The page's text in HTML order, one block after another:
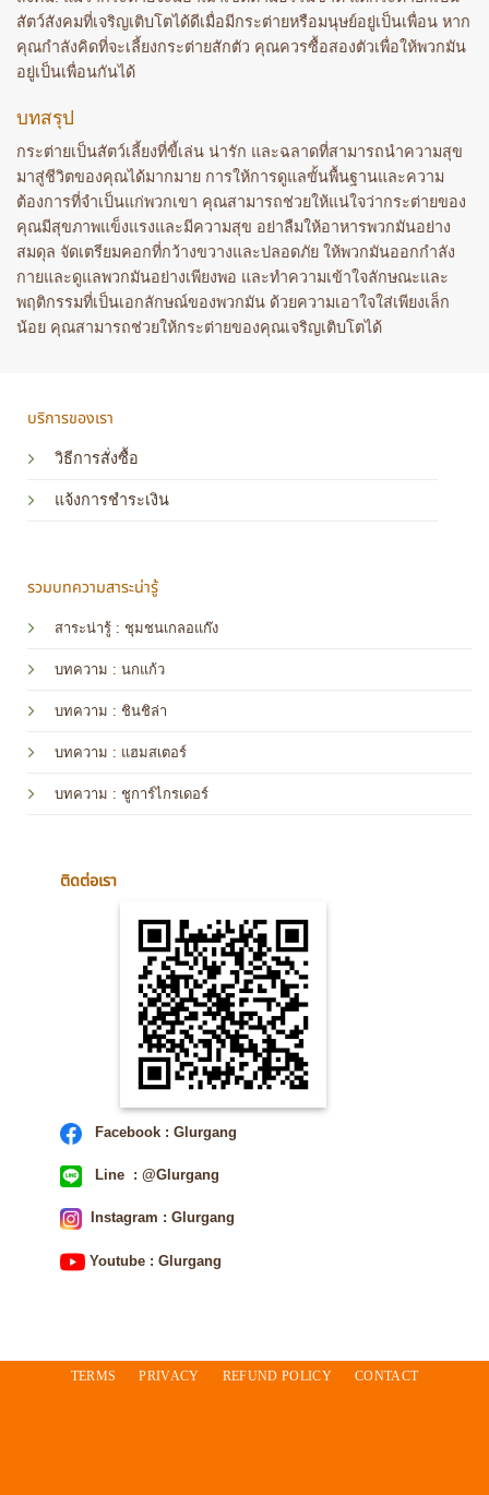
สัตว์สังคมที่เจริญเติบโตได้ดีเมื่อมีกระต่ายหรือมนุษย์อยู่เป็นเพื่อน หาก
คุณกำลังคิดที่จะเลี้ยงกระต่ายสักตัว คุณควรซื้อสองตัวเพื่อให้พวกมัน
อยู่เป็นเพื่อนกันได้
บทสรุป
กระต่ายเป็นสัตว์เลี้ยงที่ขี้เล่น น่ารัก และฉลาดที่สามารถนำความสุข
มาสู่ชีวิตของคุณได้มากมาย การให้การดูแลขั้นพื้นฐานและความ
ต้องการที่จำเป็นแก่พวกเขา คุณสามารถช่วยให้แน่ใจว่ากระต่ายของ
คุณมีสุขภาพแข็งแรงและมีความสุข อย่าลืมให้อาหารพวกมันอย่าง
สมดุล จัดเตรียมคอกที่กว้างขวางและปลอดภัย ให้พวกมันออกกำลัง
กายและดูแลพวกมันอย่างเพียงพอ และทำความเข้าใจลักษณะและ
พฤติกรรมที่เป็นเอกลักษณ์ของพวกมัน ด้วยความเอาใจใส่เพียงเล็ก
น้อย คุณสามารถช่วยให้กระต่ายของคุณเจริญเติบโตได้
บริการของเรา
วิธีการสั่งซื้อ
แจ้งการชำระเงิน
รวมบทความสาระน่ารู้
สาระน่ารู้ : ชุมชนเกลอแก๊ง
บทความ : นกแก้ว
บทความ : ชินชิล่า
บทความ : แฮมสเตอร์
บทความ : ชูการ์ไกรเดอร์
ติดต่อเรา
Facebook : Glurgang
Line : @Glurgang
Instagram : Glurgang
Youtube : Glurgang
TERMS PRIVACY REFUND POLICY CONTACT